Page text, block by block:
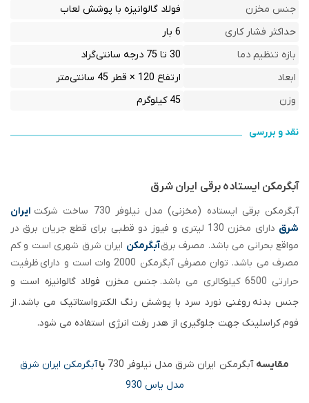
جنس مخزن
فولاد گالوانیزه با پوشش لعاب
حداکثر فشار کاری
6 بار
بازه تنظیم دما
30 تا 75 درجه سانتی‌گراد
ابعاد
ارتفاع 120 × قطر 45 سانتی‌متر
وزن
45 کیلوگرم
نقد و بررسی
آبگرمکن ایستاده برقی ایران شرق
آبگرمکن برقی ایستاده (مخزنی) مدل نیلوفر 730 ساخت شرکت
ایران
شرق
دارای مخزن 130 لیتری و فیوز دو قطبی برای قطع جریان برق در
مواقع بحرانی می‌ باشد. مصرف برقآبگرمکن ایران شرق شهری است و کم
مصرف می باشد. توان مصرفی آبگرمکن 2000 وات است و دارای ظرفیت
حرارتی 6500 کیلوکالری می باشد.
جنس مخزن فولاد گالوانیزه است و
جنس بدنه روغنی نورد سرد با پوشش رنگ الکترواستاتیک می باشد. از
فوم کراسلینک جهت جلوگیری از هدر رفت انرژی استفاده می شود.
مقایسه آبگرمکن ایران شرق مدل نیلوفر 730 باآبگرمکن ایران شرق
مدل یاس 930